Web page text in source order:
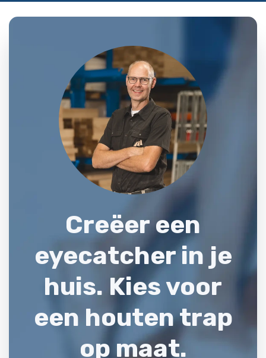
Creëer een
eyecatcher in je
huis. Kies voor
een houten trap
op maat.